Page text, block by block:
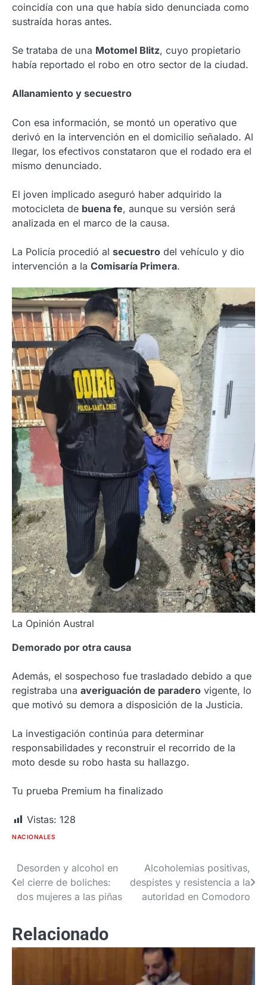
coincidía con una que había sido denunciada como
sustraída horas antes.
Se trataba de una Motomel Blitz, cuyo propietario
había reportado el robo en otro sector de la ciudad.
Allanamiento y secuestro
Con esa información, se montó un operativo que
derivó en la intervención en el domicilio señalado. Al
llegar, los efectivos constataron que el rodado era el
mismo denunciado.
El joven implicado aseguró haber adquirido la
motocicleta de buena fe, aunque su versión será
analizada en el marco de la causa.
La Policía procedió al secuestro del vehículo y dio
intervención a la Comisaría Primera.
La Opinión Austral
Demorado por otra causa
Además, el sospechoso fue trasladado debido a que
registraba una averiguación de paradero vigente, lo
que motivó su demora a disposición de la Justicia.
La investigación continúa para determinar
responsabilidades y reconstruir el recorrido de la
moto desde su robo hasta su hallazgo.
Tu prueba Premium ha finalizado
Vistas: 128
NACIONALES
Navegación
de
Desorden y alcohol en
el cierre de boliches:
dos mujeres a las piñas
Alcoholemias positivas,
despistes y resistencia a la
autoridad en Comodoro
Relacionado